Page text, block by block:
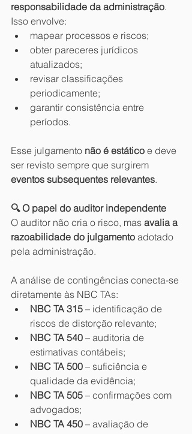
responsabilidade da administração.
Isso envolve:
mapear processos e riscos;
obter pareceres jurídicos
atualizados;
revisar classificações
periodicamente;
garantir consistência entre
períodos.
Esse julgamento não é estático e deve
ser revisto sempre que surgirem
eventos subsequentes relevantes.
🔍 O papel do auditor independente
O auditor não cria o risco, mas avalia a
razoabilidade do julgamento adotado
pela administração.
A análise de contingências conecta-se
diretamente às NBC TAs:
NBC TA 315 – identificação de
riscos de distorção relevante;
NBC TA 540 – auditoria de
estimativas contábeis;
NBC TA 500 – suficiência e
qualidade da evidência;
NBC TA 505 – confirmações com
advogados;
NBC TA 450 – avaliação de